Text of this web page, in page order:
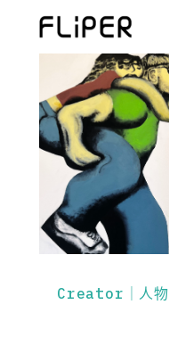
Creator｜人物